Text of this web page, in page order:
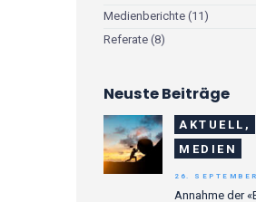
Medienberichte (11)
Referate (8)
Neuste Beiträge
AKTUELL,
MEDIEN
Annahme der
26.